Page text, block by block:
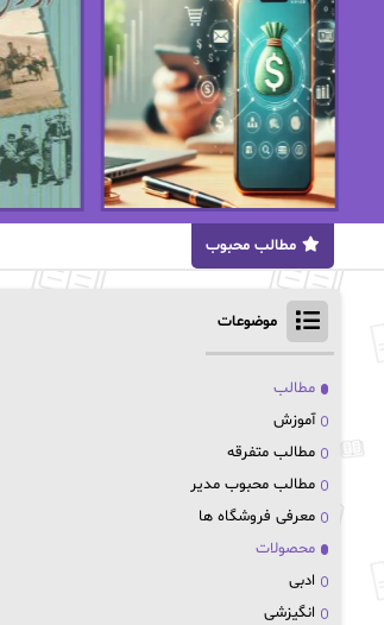
مطالب محبوب
موضوعات
مطالب
آموزش
مطالب متفرقه
مطالب محبوب مدیر
معرفی فروشگاه ها
محصولات
ادبی
انگیزشی